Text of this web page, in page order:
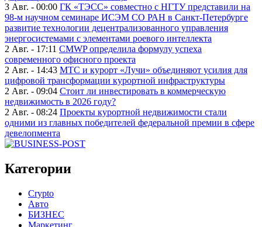
3 Авг. - 00:00 ГК «ТЭСС» совместно с НГТУ представили на
98-м научном семинаре ИСЭМ СО РАН в Санкт-Петербурге
развитие технологии децентрализованного управления
энергосистемами с элементами роевого интеллекта
2 Авг. - 17:11 CMWP определила формулу успеха
современного офисного проекта
2 Авг. - 14:43 МТС и курорт «Лучи» объединяют усилия для
цифровой трансформации курортной инфраструктуры
2 Авг. - 09:04 Стоит ли инвестировать в коммерческую
недвижимость в 2026 году?
2 Авг. - 08:24 Проекты курортной недвижимости стали
одними из главных победителей федеральной премии в сфере
девелопмента
Категории
Crypto
Авто
БИЗНЕС
Маркетинг